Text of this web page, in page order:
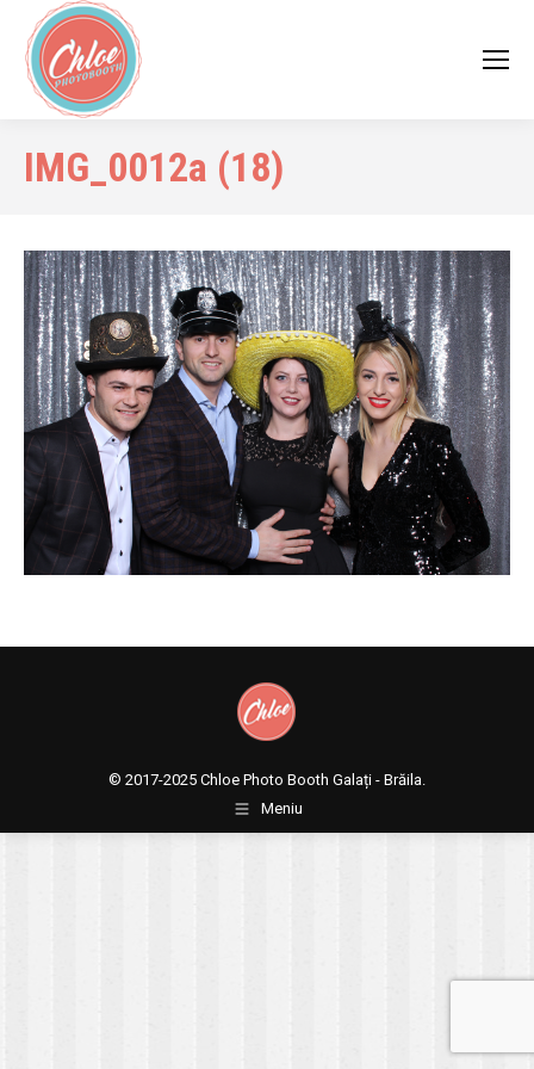
IMG_0012a (18)
© 2017-2025 Chloe Photo Booth Galați - Brăila.
Meniu